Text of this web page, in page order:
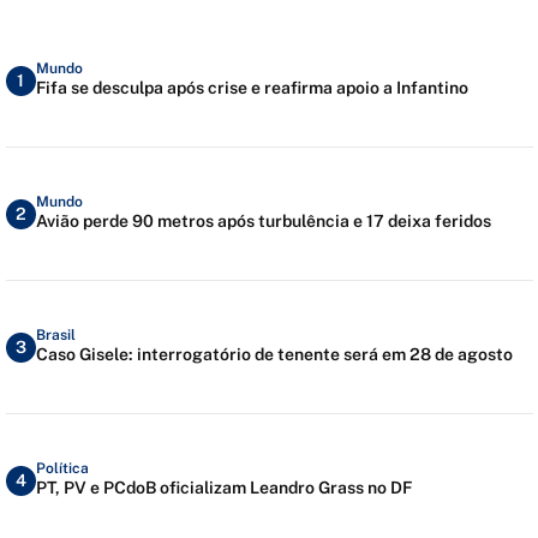
1
Mundo
Fifa se desculpa após crise e reafirma apoio a Infantino
2
Mundo
Avião perde 90 metros após turbulência e 17 deixa feridos
3
Brasil
Caso Gisele: interrogatório de tenente será em 28 de agosto
4
Política
PT, PV e PCdoB oficializam Leandro Grass no DF